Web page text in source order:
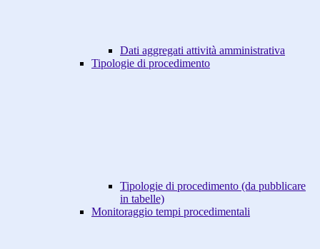
Dati aggregati attività amministrativa
Tipologie di procedimento
Tipologie di procedimento (da pubblicare
in tabelle)
Monitoraggio tempi procedimentali